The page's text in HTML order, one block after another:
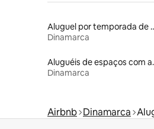
Aluguel por
Dinamarca
Aluguéis
Dinamarca
Airbnb Dinamarca